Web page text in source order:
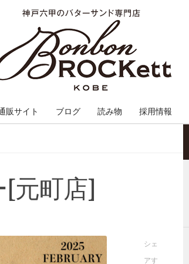
販サイト ブログ 読み物 採用情報
元町店]
シェ
アす